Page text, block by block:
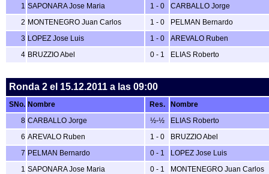
1 SAPONARA Jose Maria 1 - 0
CARBALLO Jorge
2 MONTENEGRO Juan Carlos 1 - 0
PELMAN Bernardo
3 LOPEZ Jose Luis 1 - 0
AREVALO Ruben
4 BRUZZIO Abel 0 - 1 ELIAS Roberto
Ronda 2 el 15.12.2011 a las 09:00
SNo. Nombre Res.
Nombre
8 CARBALLO Jorge ½-½
ELIAS Roberto
6 AREVALO Ruben 1 - 0
BRUZZIO Abel
7 PELMAN Bernardo 0 - 1
LOPEZ Jose Luis
1 SAPONARA Jose Maria 0 - 1 MONTENEGRO Juan Carlos